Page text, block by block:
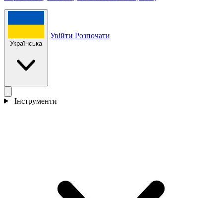
Українська
Увійти Розпочати
Інструменти